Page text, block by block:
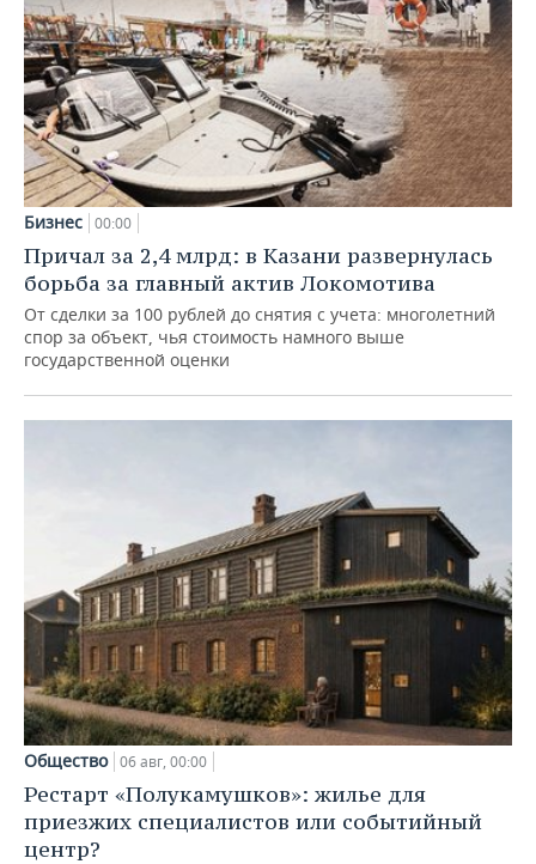
Бизнес 00:00
Причал за 2,4 млрд: в Казани развернулась
борьба за главный актив Локомотива
От сделки за 100 рублей до снятия с учета: многолетний
спор за объект, чья стоимость намного выше
государственной оценки
Общество 06 авг, 00:00
Рестарт «Полукамушков»: жилье для
приезжих специалистов или событийный
центр?